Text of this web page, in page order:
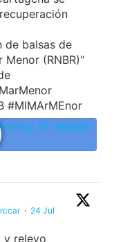
de balsas de
(RNBR)"
#MIMArMEnor
· 24 Jul
y relevo